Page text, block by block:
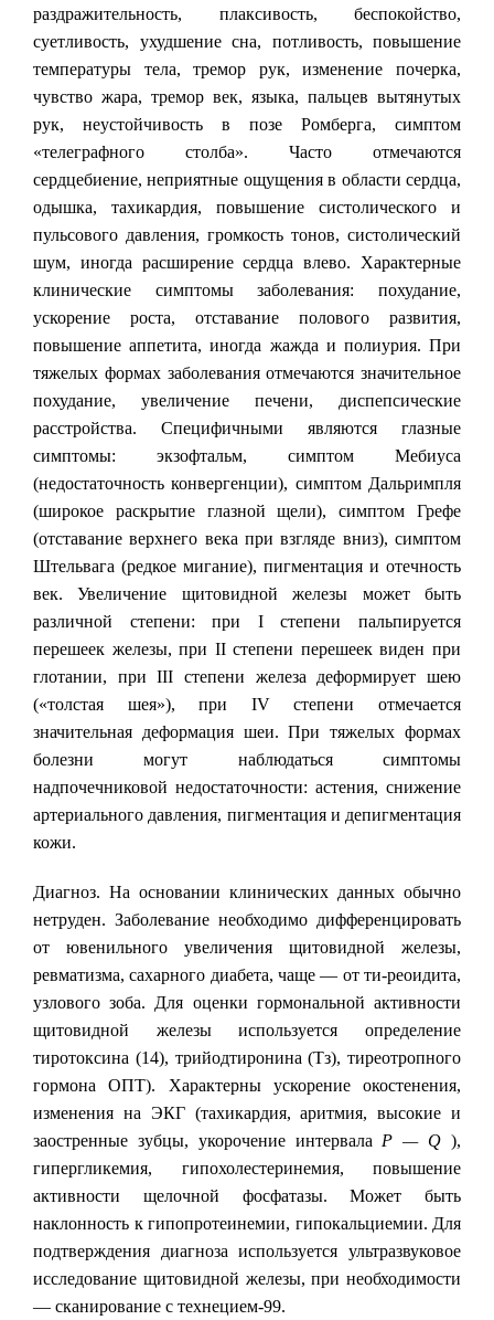
раздражительность, плаксивость, беспокойство,
суетливость, ухудшение сна, потливость, повышение
температуры тела, тремор рук, изменение почерка,
чувство жара, тремор век, языка, пальцев вытянутых
рук, неустойчивость в позе Ромберга, симптом
«телеграфного столба». Часто отмечаются
сердцебиение, неприятные ощущения в области сердца,
одышка, тахикардия, повышение систолического и
пульсового давления, громкость тонов, систолический
шум, иногда расширение сердца влево. Характерные
клинические симптомы заболевания: похудание,
ускорение роста, отставание полового развития,
повышение аппетита, иногда жажда и полиурия. При
тяжелых формах заболевания отмечаются значительное
похудание, увеличение печени, диспепсические
расстройства. Специфичными являются глазные
симптомы: экзофтальм, симптом Мебиуса
(недостаточность конвергенции), симптом Дальримпля
(широкое раскрытие глазной щели), симптом Грефе
(отставание верхнего века при взгляде вниз), симптом
Штельвага (редкое мигание), пигментация и отечность
век. Увеличение щитовидной железы может быть
различной степени: при I степени пальпируется
перешеек железы, при II степени перешеек виден при
глотании, при III степени железа деформирует шею
(«толстая шея»), при IV степени отмечается
значительная деформация шеи. При тяжелых формах
болезни могут наблюдаться симптомы
надпочечниковой недостаточности: астения, снижение
артериального давления, пигментация и депигментация
кожи.
Диагноз. На основании клинических данных обычно
нетруден. Заболевание необходимо дифференцировать
от ювенильного увеличения щитовидной железы,
ревматизма, сахарного диабета, чаще — от ти-реоидита,
узлового зоба. Для оценки гормональной активности
щитовидной железы используется определение
тиротоксина (14), трийодтиронина (Тз), тиреотропного
гормона ОПТ). Характерны ускорение окостенения,
изменения на ЭКГ (тахикардия, аритмия, высокие и
заостренные зубцы, укорочение интервала Р — Q),
гипергликемия, гипохолестеринемия, повышение
активности щелочной фосфатазы. Может быть
наклонность к гипопротеинемии, гипокальциемии. Для
подтверждения диагноза используется ультразвуковое
исследование щитовидной железы, при необходимости
— сканирование с технецием-99.